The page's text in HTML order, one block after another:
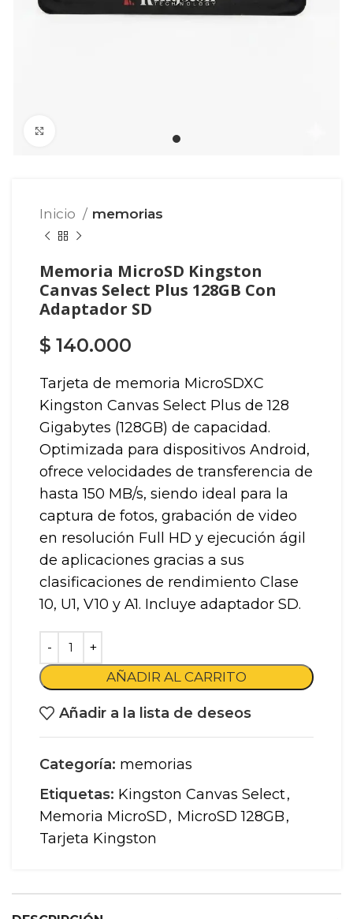
Inicio memorias
Memoria MicroSD Kingston
Canvas Select Plus 128GB Con
Adaptador SD
$ 140.000
Tarjeta de memoria MicroSDXC
Kingston Canvas Select Plus de 128
Gigabytes (128GB) de capacidad.
Optimizada para dispositivos Android,
ofrece velocidades de transferencia de
hasta 150 MB/s, siendo ideal para la
captura de fotos, grabación de video
en resolución Full HD y ejecución ágil
de aplicaciones gracias a sus
clasificaciones de rendimiento Clase
10, U1, V10 y A1. Incluye adaptador SD.
AÑADIR AL CARRITO
Añadir a la lista de deseos
Categoría: memorias
Etiquetas: Kingston Canvas Select,
Memoria MicroSD, MicroSD 128GB,
Tarjeta Kingston